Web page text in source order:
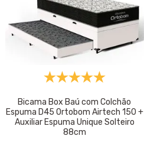
Bicama Box Baú com Colchão
Espuma D45 Ortobom Airtech 150 +
Auxiliar Espuma Unique Solteiro
88cm